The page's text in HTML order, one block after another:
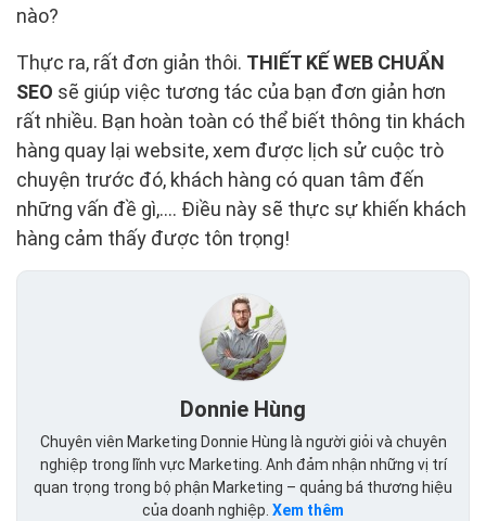
nào?
Thực ra, rất đơn giản thôi. THIẾT KẾ WEB CHUẨN
SEO sẽ giúp việc tương tác của bạn đơn giản hơn
rất nhiều. Bạn hoàn toàn có thể biết thông tin khách
hàng quay lại website, xem được lịch sử cuộc trò
chuyện trước đó, khách hàng có quan tâm đến
những vấn đề gì,…. Điều này sẽ thực sự khiến khách
hàng cảm thấy được tôn trọng!
Donnie Hùng
Chuyên viên Marketing Donnie Hùng là người giỏi và chuyên
nghiệp trong lĩnh vực Marketing. Anh đảm nhận những vị trí
quan trọng trong bộ phận Marketing – quảng bá thương hiệu
của doanh nghiệp. Xem thêm